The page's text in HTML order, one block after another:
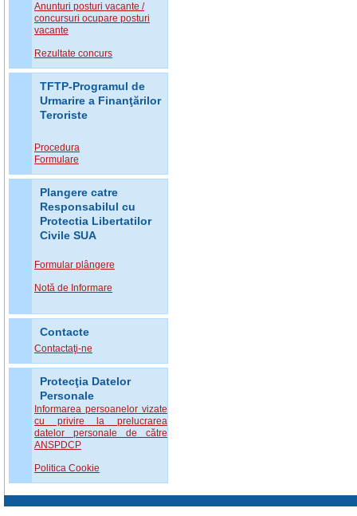
Anunturi posturi vacante /
concursuri ocupare posturi
vacante
Rezultate concurs
TFTP-Programul de
Urmarire a Finanţărilor
Teroriste
Procedura
Formulare
Plangere catre
Responsabilul cu
Protectia Libertatilor
Civile SUA
Formular plângere
Notă de Informare
Contacte
Contactaţi-ne
Protecţia Datelor
Personale
Informarea persoanelor vizate
cu privire la prelucrarea
datelor personale de către
ANSPDCP
Politica Cookie